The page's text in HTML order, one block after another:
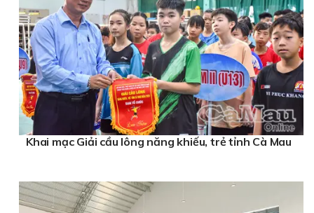
Khai mạc Giải cầu lông năng khiếu, trẻ tỉnh Cà Mau